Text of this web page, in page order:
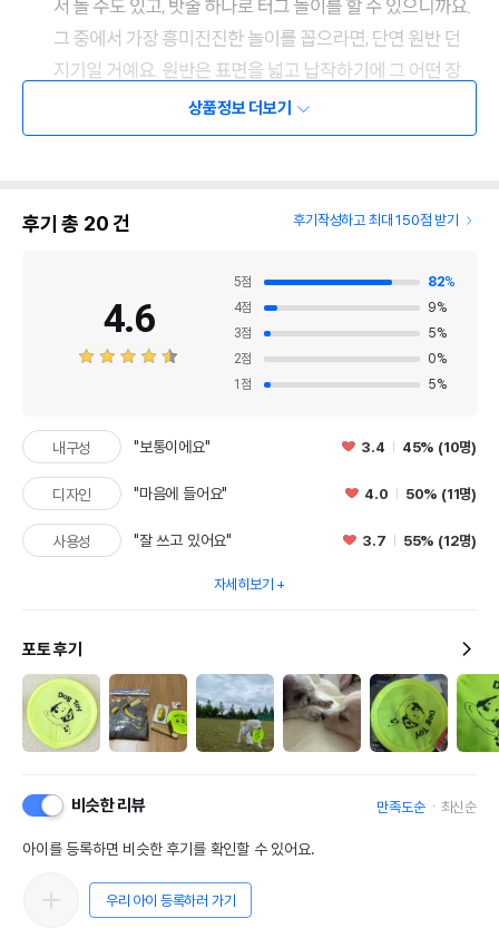
상품정보 더보기
후기 총 20건 후기작성하고 최대 150점 받기
4.6
5점 82%
4점 9%
3점 5%
2점 0%
1 점 5%
내구성 "보통이에요" 3.4 45% (10명)
디자인 "마음에 들어요" 4.0 50% (11명)
사용성 "잘 쓰고 있어요" 3.7 55% (12명)
자세히보기
포토 후기
비슷한 리뷰 만족도순 최신순
아이를 등록하면 비슷한 후기를 확인할 수 있어요.
우리 아이 등록하러 가기